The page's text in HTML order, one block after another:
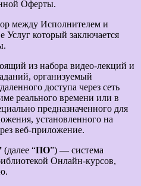
Оферты.
между Исполнителем и
Услуг который заключается
из набора видео-лекций и
организуемый
доступа через сеть
реального времени или в
предназначенного для
установленного на
веб-приложение.
(далее “ПО”) — система
Онлайн-курсов,